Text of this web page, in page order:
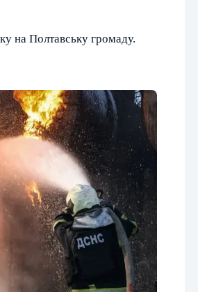
на Полтавську громаду.